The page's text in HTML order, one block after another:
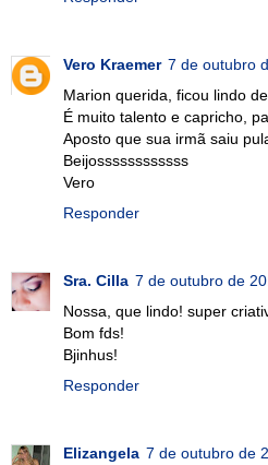
Vero Kraemer 7 de outubro
Marion querida, ficou lindo
É muito talento e capricho,
Aposto que sua irmã saiu
Beijossssssssssss
Vero
Responder
Sra. Cilla 7 de outubro de
Nossa, que lindo! super
Bom fds!
Bjinhus!
Responder
Elizangela 7 de outubro de